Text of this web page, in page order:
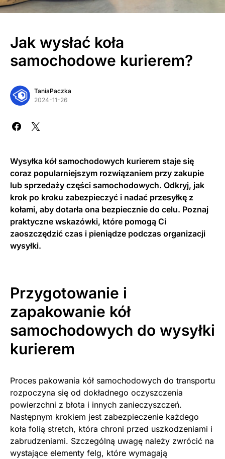
Jak wysłać koła
samochodowe kurierem?
TaniaPaczka
2024-11-26
Wysyłka kół samochodowych kurierem staje się
coraz popularniejszym rozwiązaniem przy zakupie
lub sprzedaży części samochodowych. Odkryj, jak
krok po kroku zabezpieczyć i nadać przesyłkę z
kołami, aby dotarła ona bezpiecznie do celu. Poznaj
praktyczne wskazówki, które pomogą Ci
zaoszczędzić czas i pieniądze podczas organizacji
wysyłki.
Przygotowanie i
zapakowanie kół
samochodowych do wysyłki
kurierem
Proces pakowania kół samochodowych do transportu
rozpoczyna się od dokładnego oczyszczenia
powierzchni z błota i innych zanieczyszczeń.
Następnym krokiem jest zabezpieczenie każdego
koła folią stretch, która chroni przed uszkodzeniami i
zabrudzeniami. Szczególną uwagę należy zwrócić na
wystające elementy felg, które wymagają